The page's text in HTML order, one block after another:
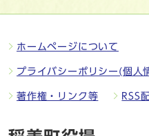
ホームページについて
プライバシーポリシー(個人
著作権・リンク等 RSS